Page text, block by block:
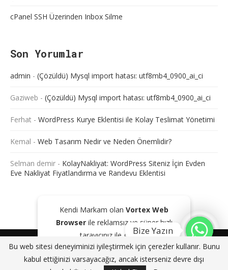
Kendi Markam olan Vortex Web
Browserile reklamsız ve süper hızlı
tarayıcınız ile gezinin!
GOOGLE PLAY'DEN İNDIR KAPAT
cPanel SSH Üzerinden Inbox Silme
Son Yorumlar
admin - (Çözüldü) Mysql import hatası: utf8mb4_0900_ai_ci
Gaziweb - (Çözüldü) Mysql import hatası: utf8mb4_0900_ai_ci
Ferhat - WordPress Kurye Eklentisi ile Kolay Teslimat Yönetimi
Kemal - Web Tasarım Nedir ve Neden Önemlidir?
Selman demir - KolayNakliyat: WordPress Siteniz İçin Evden
Eve Nakliyat Fiyatlandırma ve Randevu Eklentisi
Bu web sitesi deneyiminizi iyileştirmek için çerezler kullanır. Bunu
kabul ettiğinizi varsayacağız, ancak isterseniz devre dışı
@2024 - Tüm Haklarım Saklıdır. Sitede bulunan içeriklerin bir kısmı veya
tamamı kaynak gösterilse dahi kopyalanması, çoğaltılması ve
dağıtılması yasaktır. Aksi durumda yasal yollar ile işlem başlatacağımızı
bildiririz.
Bize Yazın